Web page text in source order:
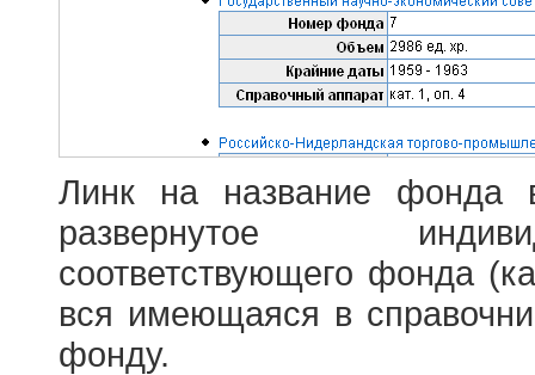
Линк на название фонда
развернутое
соответствующего фонда
вся имеющаяся в
фонду.